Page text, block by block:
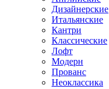
Дизайнерские
Итальянские
Кантри
Классические
Лофт
Модерн
Прованс
Неоклассика